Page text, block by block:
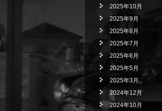
2025年10月
2025年9月
2025年8月
2025年7月
2025年6月
2025年5月
2025年3月
2024年12月
2024年10月